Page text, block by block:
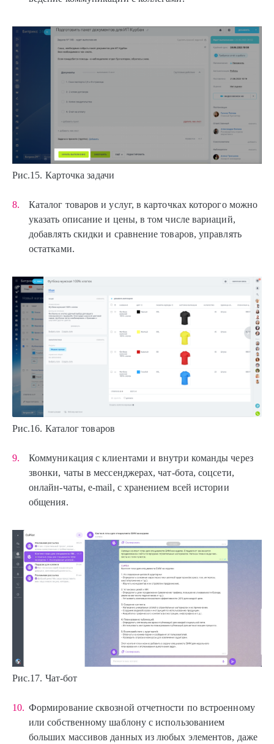
Рис.15. Карточка задачи
Каталог товаров и услуг, в карточках которого можно
указать описание и цены, в том числе вариаций,
добавлять скидки и сравнение товаров, управлять
остатками.
Рис.16. Каталог товаров
Коммуникация с клиентами и внутри команды через
звонки, чаты в мессенджерах, чат-бота, соцсети,
онлайн-чаты, e-mail, с хранением всей истории
общения.
Рис.17. Чат-бот
Формирование сквозной отчетности по встроенному
или собственному шаблону с использованием
больших массивов данных из любых элементов, даже